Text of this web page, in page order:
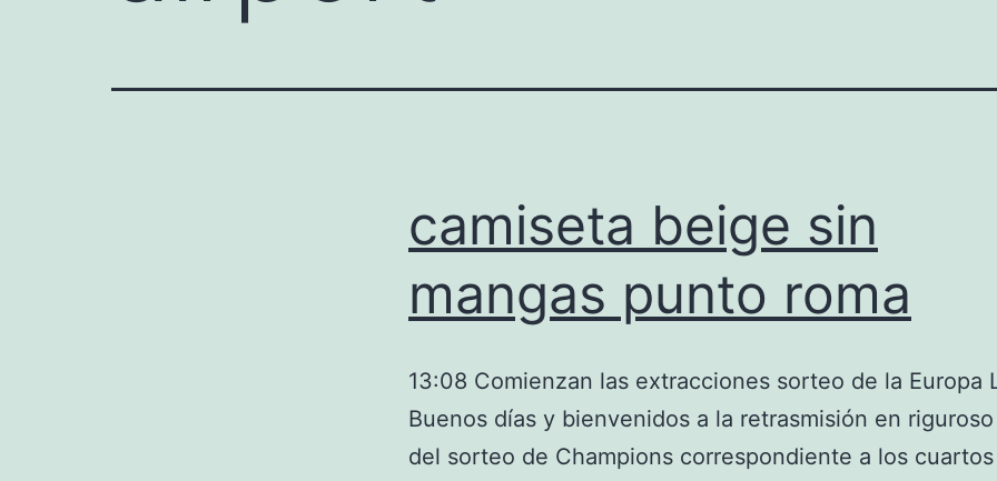
camiseta beige sin
mangas punto roma
13:08 Comienzan las extracciones sorteo de la Europa
Buenos días y bienvenidos a la retrasmisión en
del sorteo de Champions correspondiente a los